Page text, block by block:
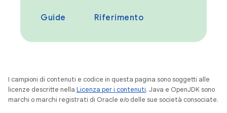
Guide Riferimento
I campioni di contenuti e codice in questa pagina sono soggetti alle
licenze descritte nella Licenza per i contenuti. Java e OpenJDK sono
marchi o marchi registrati di Oracle e/o delle sue società consociate.